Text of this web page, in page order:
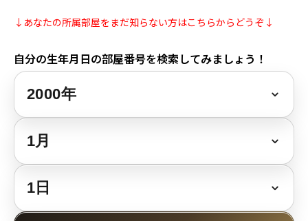
テニス四大大会・五輪
鑑定及び出演依頼
YouTube
Online Store
↓あなたの所属部屋をまだ知らない方はこちらからどうぞ↓
自分の生年月日の部屋番号を検索してみましょう！